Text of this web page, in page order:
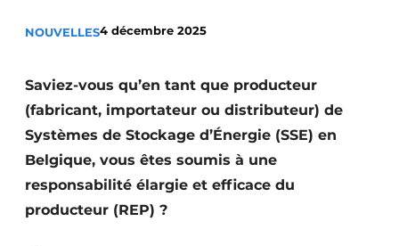
Termes et conditions
Video’s
NOUVELLES4 décembre 2025
Saviez-vous qu’en tant que producteur
(fabricant, importateur ou distributeur) de
Systèmes de Stockage d’Énergie (SSE) en
Belgique, vous êtes soumis à une
responsabilité élargie et efficace du
producteur (REP) ?